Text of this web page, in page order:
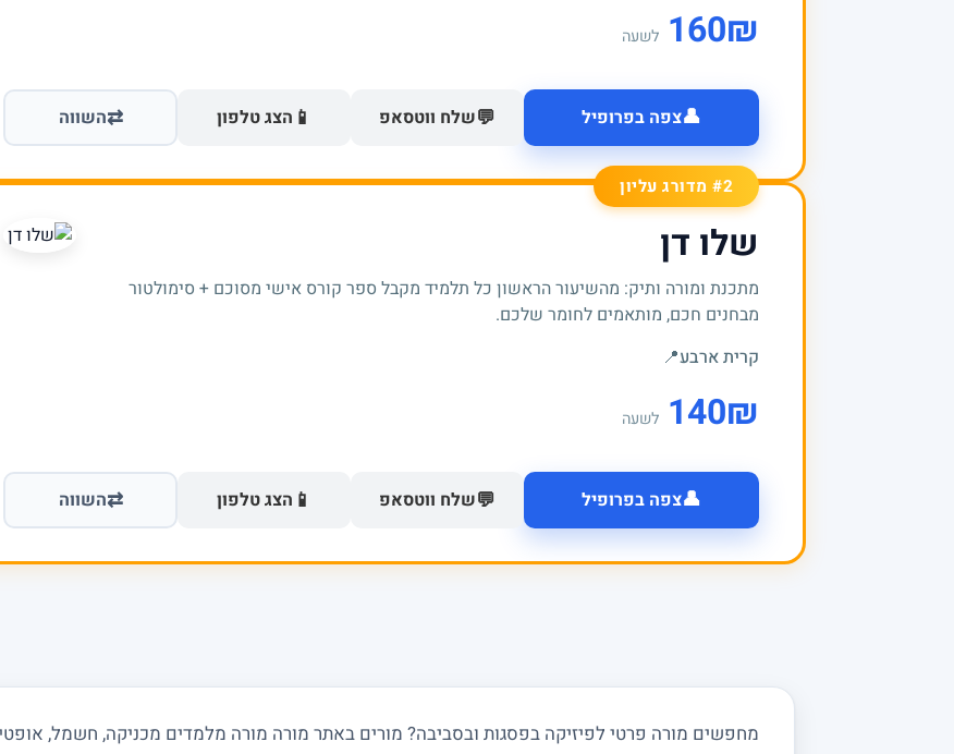
₪
160 לשעה
👤צפה בפרופיל 💬שלח ווטסאפ 📱 הצג טלפון ⇄השווה
#2 מדורג עליון
שלו דן
מתכנת ומורה ותיק: מהשיעור הראשון כל תלמיד מקבל ספר קורס אישי מסוכם + סימולטור
מבחנים חכם, מותאמים לחומר שלכם.
קרית ארבע📍
₪
140 לשעה
👤צפה בפרופיל 💬שלח ווטסאפ 📱 הצג טלפון ⇄השווה